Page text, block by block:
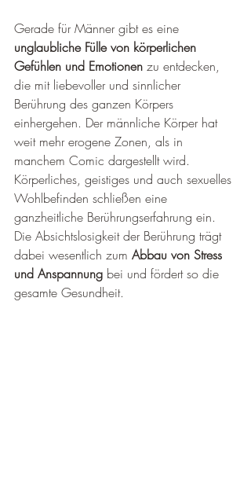
Gerade für Männer gibt es eine
unglaubliche Fülle von körperlichen
Gefühlen und Emotionen zu entdecken,
die mit liebevoller und sinnlicher
Berührung des ganzen Körpers
einhergehen. Der männliche Körper hat
weit mehr erogene Zonen, als in
manchem Comic dargestellt wird.
Körperliches, geistiges und auch sexuelles
Wohlbefinden schließen eine
ganzheitliche Berührungserfahrung ein.
Die Absichtslosigkeit der Berührung trägt
dabei wesentlich zum Abbau von Stress
und Anspannung bei und fördert so die
gesamte Gesundheit.